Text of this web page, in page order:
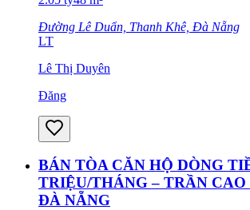
Đường Lê Duẩn, Thanh Khê, Đà Nẵng
LT
Lê Thị Duyên
Đăng
BÁN TÒA CĂN HỘ DÒNG
TRIỆU/THÁNG – TRẦN
ĐÀ NẴNG